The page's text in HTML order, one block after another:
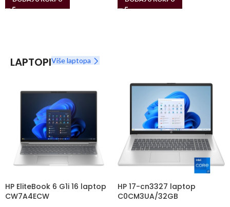
LAPTOPIViše laptopa
HP EliteBook 6 G1i 16 laptop
CW7A4ECW
HP 17-cn3327 laptop
C0CM3UA/32GB